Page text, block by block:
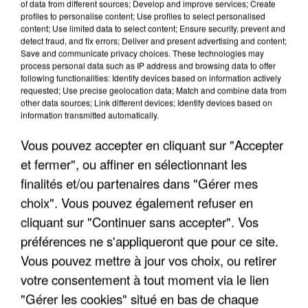
UNE TOURISTE DE L’OISE EMPORTÉE PAR UNE
COULÉE DE BOUE EN HAUTE-SAVOIE
of data from different sources; Develop and improve services; Create
profiles to personalise content; Use profiles to select personalised
content; Use limited data to select content; Ensure security, prevent and
detect fraud, and fix errors; Deliver and present advertising and content;
Save and communicate privacy choices. These technologies may
process personal data such as IP address and browsing data to offer
following functionalities: Identify devices based on information actively
requested; Use precise geolocation data; Match and combine data from
other data sources; Link different devices; Identify devices based on
information transmitted automatically.
Vous pouvez accepter en cliquant sur "Accepter
et fermer", ou affiner en sélectionnant les
finalités et/ou partenaires dans "Gérer mes
choix". Vous pouvez également refuser en
cliquant sur "Continuer sans accepter". Vos
préférences ne s'appliqueront que pour ce site.
Vous pouvez mettre à jour vos choix, ou retirer
votre consentement à tout moment via le lien
"Gérer les cookies" situé en bas de chaque